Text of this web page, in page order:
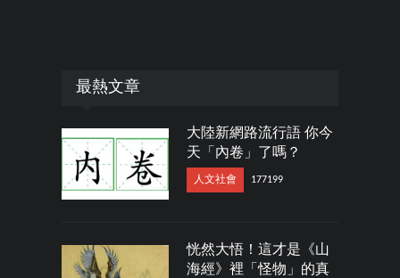
最熱文章
大陸新網路流行語 你今
天「內卷」了嗎？
人文社會 177199
恍然大悟！這才是《山
海經》裡「怪物」的真